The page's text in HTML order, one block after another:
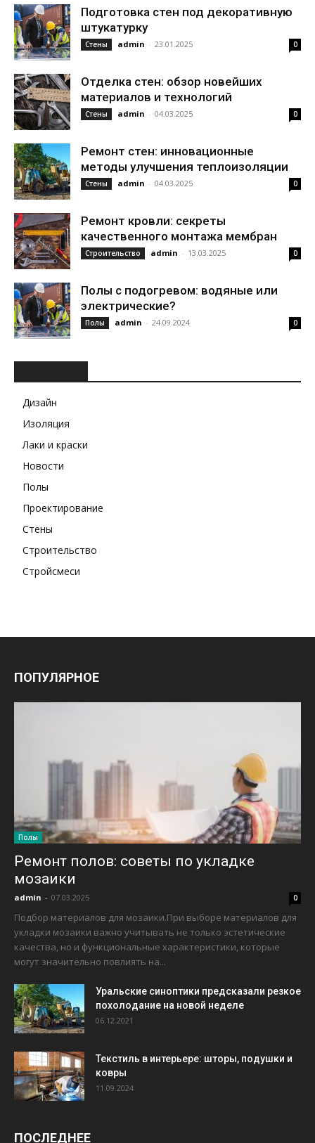
Подготовка стен под декоративную
штукатурку
Стены admin - 23.01.2025 0
Отделка стен: обзор новейших
материалов и технологий
Стены admin - 04.03.2025 0
Ремонт стен: инновационные
методы улучшения теплоизоляции
Стены admin - 04.03.2025 0
Ремонт кровли: секреты
качественного монтажа мембран
Строительство admin - 13.03.2025 0
Полы с подогревом: водяные или
электрические?
Полы admin - 24.09.2024 0
Дизайн
Изоляция
Лаки и краски
Новости
Полы
Проектирование
Стены
Строительство
Стройсмеси
ПОПУЛЯРНОЕ
Полы
Ремонт полов: советы по укладке
мозаики
admin - 07.03.2025 0
Подбор материалов для мозаики.При выборе материалов для
укладки мозаики важно учитывать не только эстетические
качества, но и функциональные характеристики, которые
могут значительно повлиять на...
Уральские синоптики предсказали резкое
похолодание на новой неделе
06.12.2021
Текстиль в интерьере: шторы, подушки и
ковры
11.09.2024
ПОСЛЕДНЕЕ